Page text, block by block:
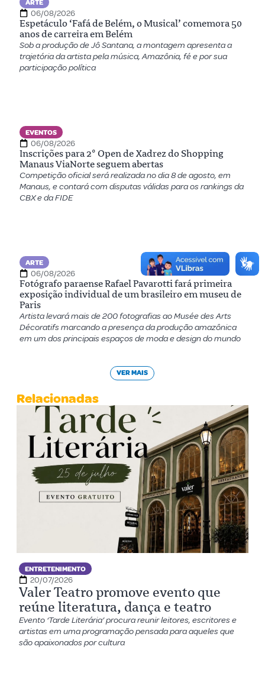
ARTE
06/08/2026
Espetáculo ‘Fafá de Belém, o Musical’ comemora 50
anos de carreira em Belém
Sob a produção de Jô Santana, a montagem apresenta a
trajetória da artista pela música, Amazônia, fé e por sua
participação política
EVENTOS
06/08/2026
Inscrições para 2º Open de Xadrez do Shopping
Manaus ViaNorte seguem abertas
Competição oficial será realizada no dia 8 de agosto, em
Manaus, e contará com disputas válidas para os rankings da
CBX e da FIDE
ARTE
06/08/2026
Fotógrafo paraense Rafael Pavarotti fará primeira
exposição individual de um brasileiro em museu de
Paris
Artista levará mais de 200 fotografias ao Musée des Arts
Décoratifs marcando a presença da produção amazônica
em um dos principais espaços de moda e design do mundo
VER MAIS
Relacionadas
ENTRETENIMENTO
20/07/2026
Valer Teatro promove evento que
reúne literatura, dança e teatro
Evento ‘Tarde Literária’ procura reunir leitores, escritores e
artistas em uma programação pensada para aqueles que
são apaixonados por cultura